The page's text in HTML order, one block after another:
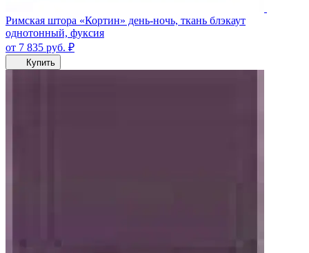
Римская штора «Кортин» день-ночь, ткань блэкаут
однотонный, фуксия
от 7 835 руб. ₽
Купить